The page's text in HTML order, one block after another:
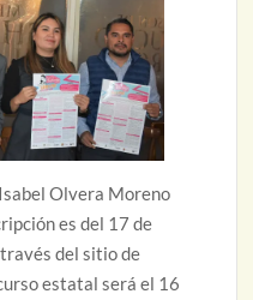
Olvera Moreno
es del 17 de
del sitio de
estatal será el 16